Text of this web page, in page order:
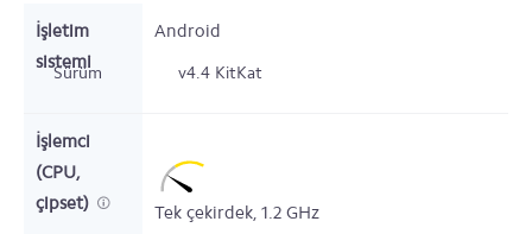
İşletim
sistemi
Android
Sürüm v4.4 KitKat
İşlemci
(CPU,
çipset)
Tek çekirdek, 1.2 GHz